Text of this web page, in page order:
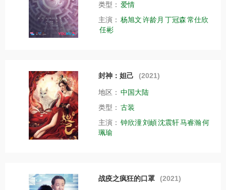
类型： 爱情
主演： 杨旭文许龄月 丁冠森常仕欣
任彬
封神：妲己 (2021)
地区： 中国大陆
类型： 古装
主演： 钟欣潼刘頔沈震轩马睿瀚何
珮瑜
战疫之疯狂的口罩 (2021)